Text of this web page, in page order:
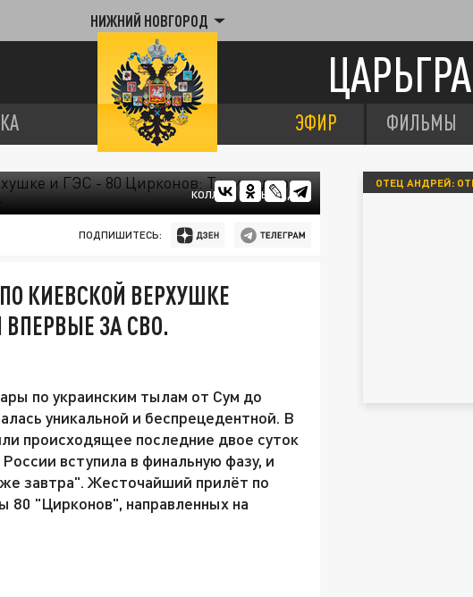
НИЖНИЙ НОВГОРОД
ЭФИР ФИЛЬМЫ
КОЛЛАЖ ЦАРЬГРАДА
ПОДПИШИТЕСЬ:
КИЕВСКОЙ ВЕРХУШКЕ
ЗА СВО.
по украинским тылам от Сум до
уникальной и беспрецедентной. В
происходящее последние двое суток
вступила в финальную фазу, и
завтра". Жесточайший прилёт по
80 "Цирконов", направленных на
ОТЕЦ АНДРЕЙ: